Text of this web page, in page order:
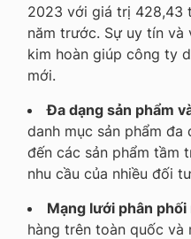
2023 với giá trị 428,43
năm trước. Sự uy tín và
kim hoàn giúp công ty
mới.
Đa dạng sản phẩm
danh mục sản phẩm
đến các sản phẩm tầm
nhu cầu của nhiều đối
Mạng lưới phân
hàng trên toàn quốc và